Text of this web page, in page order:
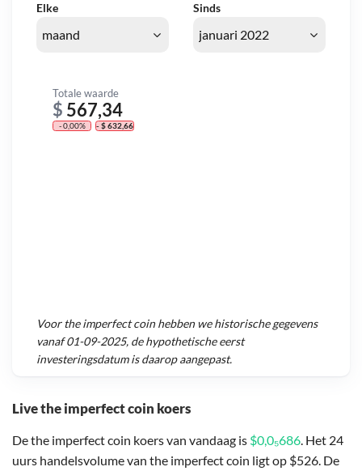
Live the imperfect coin koers
De the imperfect coin koers van vandaag is $0,0₅686. Het 24
uurs handelsvolume van the imperfect coin ligt op $526. De
Elke Sinds
Totale waarde
$ 567,34
- 0,00% - $ 632,66
Voorthe imperfect coinhebben we historische gegevens
vanaf01-09-2025, de hypothetische eerst
investeringsdatum is daarop aangepast.